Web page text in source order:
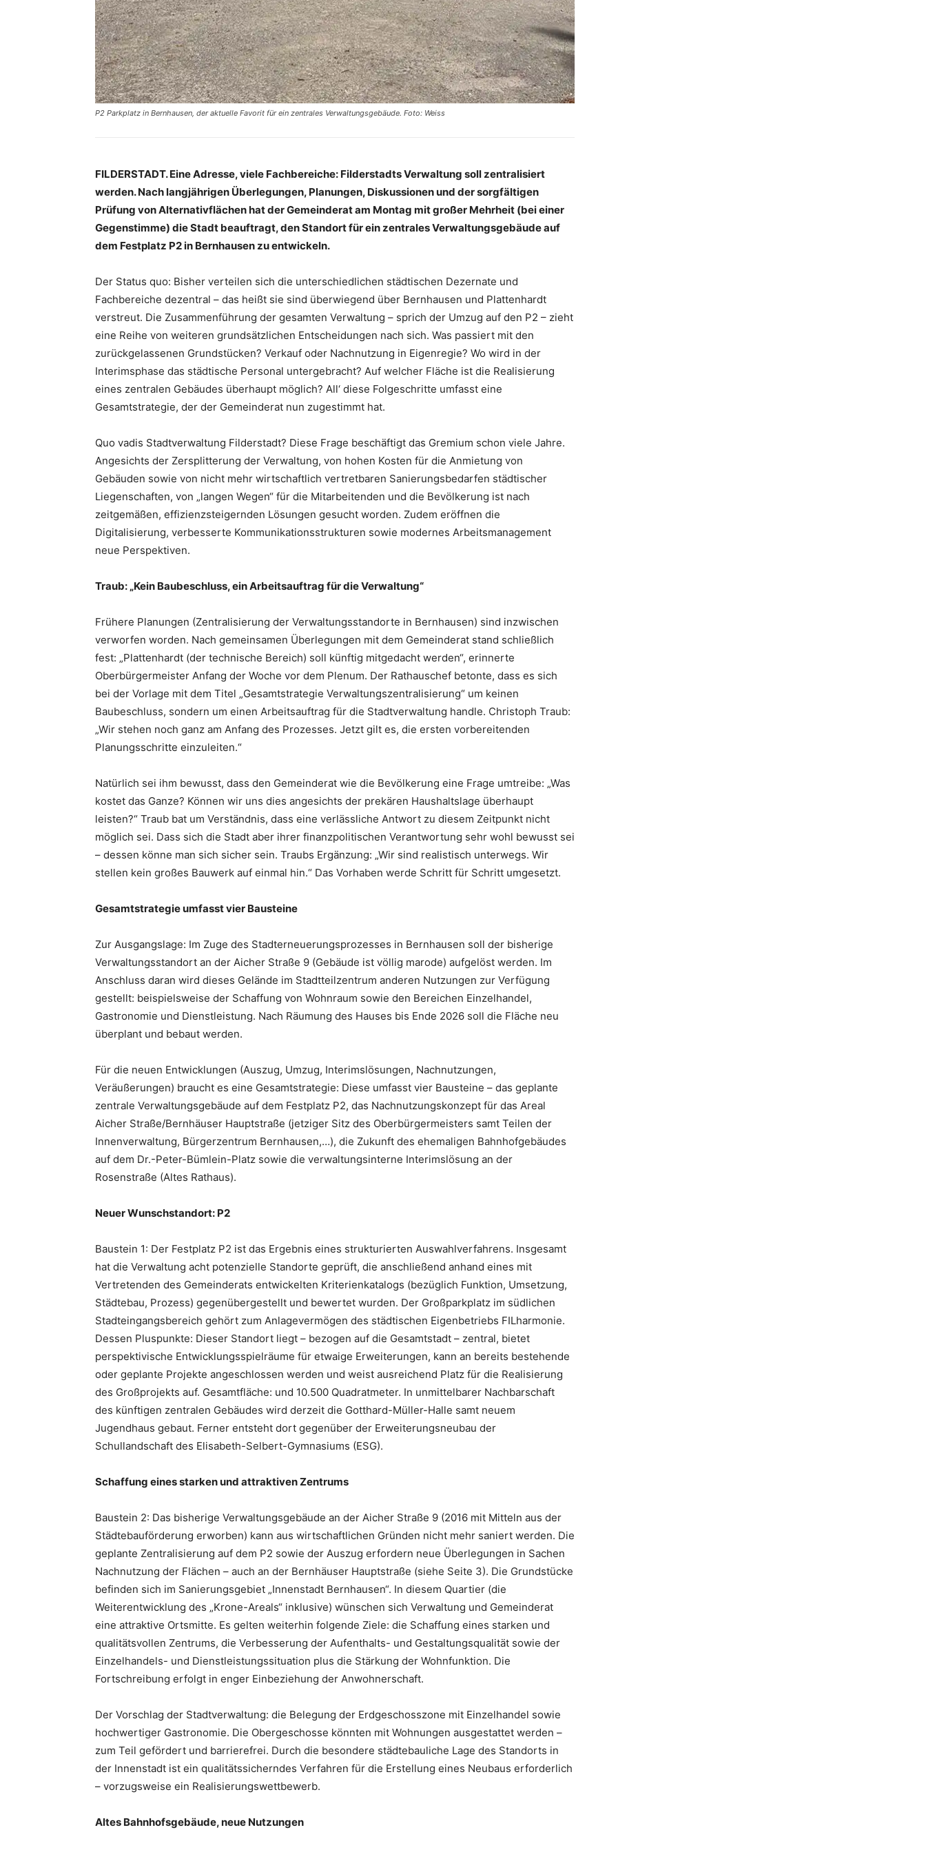
P2 Parkplatz in Bernhausen, der aktuelle Favorit für ein zentrales Verwaltungsgebäude. Foto: Weiss
FILDERSTADT. Eine Adresse, viele Fachbereiche: Filderstadts Verwaltung soll zentralisiert
werden. Nach langjährigen Überlegungen, Planungen, Diskussionen und der sorgfältigen
Prüfung von Alternativflächen hat der Gemeinderat am Montag mit großer Mehrheit (bei einer
Gegenstimme) die Stadt beauftragt, den Standort für ein zentrales Verwaltungsgebäude auf
dem Festplatz P2 in Bernhausen zu entwickeln.
Der Status quo: Bisher verteilen sich die unterschiedlichen städtischen Dezernate und
Fachbereiche dezentral – das heißt sie sind überwiegend über Bernhausen und Plattenhardt
verstreut. Die Zusammenführung der gesamten Verwaltung – sprich der Umzug auf den P2 – zieht
eine Reihe von weiteren grundsätzlichen Entscheidungen nach sich. Was passiert mit den
zurückgelassenen Grundstücken? Verkauf oder Nachnutzung in Eigenregie? Wo wird in der
Interimsphase das städtische Personal untergebracht? Auf welcher Fläche ist die Realisierung
eines zentralen Gebäudes überhaupt möglich? All‘ diese Folgeschritte umfasst eine
Gesamtstrategie, der der Gemeinderat nun zugestimmt hat.
Quo vadis Stadtverwaltung Filderstadt? Diese Frage beschäftigt das Gremium schon viele Jahre.
Angesichts der Zersplitterung der Verwaltung, von hohen Kosten für die Anmietung von
Gebäuden sowie von nicht mehr wirtschaftlich vertretbaren Sanierungsbedarfen städtischer
Liegenschaften, von „langen Wegen“ für die Mitarbeitenden und die Bevölkerung ist nach
zeitgemäßen, effizienzsteigernden Lösungen gesucht worden. Zudem eröffnen die
Digitalisierung, verbesserte Kommunikationsstrukturen sowie modernes Arbeitsmanagement
neue Perspektiven.
Traub: „Kein Baubeschluss, ein Arbeitsauftrag für die Verwaltung“
Frühere Planungen (Zentralisierung der Verwaltungsstandorte in Bernhausen) sind inzwischen
verworfen worden. Nach gemeinsamen Überlegungen mit dem Gemeinderat stand schließlich
fest: „Plattenhardt (der technische Bereich) soll künftig mitgedacht werden“, erinnerte
Oberbürgermeister Anfang der Woche vor dem Plenum. Der Rathauschef betonte, dass es sich
bei der Vorlage mit dem Titel „Gesamtstrategie Verwaltungszentralisierung“ um keinen
Baubeschluss, sondern um einen Arbeitsauftrag für die Stadtverwaltung handle. Christoph Traub:
„Wir stehen noch ganz am Anfang des Prozesses. Jetzt gilt es, die ersten vorbereitenden
Planungsschritte einzuleiten.“
Natürlich sei ihm bewusst, dass den Gemeinderat wie die Bevölkerung eine Frage umtreibe: „Was
kostet das Ganze? Können wir uns dies angesichts der prekären Haushaltslage überhaupt
leisten?“ Traub bat um Verständnis, dass eine verlässliche Antwort zu diesem Zeitpunkt nicht
möglich sei. Dass sich die Stadt aber ihrer finanzpolitischen Verantwortung sehr wohl bewusst sei
– dessen könne man sich sicher sein. Traubs Ergänzung: „Wir sind realistisch unterwegs. Wir
stellen kein großes Bauwerk auf einmal hin.“ Das Vorhaben werde Schritt für Schritt umgesetzt.
Gesamtstrategie umfasst vier Bausteine
Zur Ausgangslage: Im Zuge des Stadterneuerungsprozesses in Bernhausen soll der bisherige
Verwaltungsstandort an der Aicher Straße 9 (Gebäude ist völlig marode) aufgelöst werden. Im
Anschluss daran wird dieses Gelände im Stadtteilzentrum anderen Nutzungen zur Verfügung
gestellt: beispielsweise der Schaffung von Wohnraum sowie den Bereichen Einzelhandel,
Gastronomie und Dienstleistung. Nach Räumung des Hauses bis Ende 2026 soll die Fläche neu
überplant und bebaut werden.
Für die neuen Entwicklungen (Auszug, Umzug, Interimslösungen, Nachnutzungen,
Veräußerungen) braucht es eine Gesamtstrategie: Diese umfasst vier Bausteine – das geplante
zentrale Verwaltungsgebäude auf dem Festplatz P2, das Nachnutzungskonzept für das Areal
Aicher Straße/Bernhäuser Hauptstraße (jetziger Sitz des Oberbürgermeisters samt Teilen der
Innenverwaltung, Bürgerzentrum Bernhausen,…), die Zukunft des ehemaligen Bahnhofgebäudes
auf dem Dr.-Peter-Bümlein-Platz sowie die verwaltungsinterne Interimslösung an der
Rosenstraße (Altes Rathaus).
Neuer Wunschstandort: P2
Baustein 1: Der Festplatz P2 ist das Ergebnis eines strukturierten Auswahlverfahrens. Insgesamt
hat die Verwaltung acht potenzielle Standorte geprüft, die anschließend anhand eines mit
Vertretenden des Gemeinderats entwickelten Kriterienkatalogs (bezüglich Funktion, Umsetzung,
Städtebau, Prozess) gegenübergestellt und bewertet wurden. Der Großparkplatz im südlichen
Stadteingangsbereich gehört zum Anlagevermögen des städtischen Eigenbetriebs FILharmonie.
Dessen Pluspunkte: Dieser Standort liegt – bezogen auf die Gesamtstadt – zentral, bietet
perspektivische Entwicklungsspielräume für etwaige Erweiterungen, kann an bereits bestehende
oder geplante Projekte angeschlossen werden und weist ausreichend Platz für die Realisierung
des Großprojekts auf. Gesamtfläche: und 10.500 Quadratmeter. In unmittelbarer Nachbarschaft
des künftigen zentralen Gebäudes wird derzeit die Gotthard-Müller-Halle samt neuem
Jugendhaus gebaut. Ferner entsteht dort gegenüber der Erweiterungsneubau der
Schullandschaft des Elisabeth-Selbert-Gymnasiums (ESG).
Schaffung eines starken und attraktiven Zentrums
Baustein 2: Das bisherige Verwaltungsgebäude an der Aicher Straße 9 (2016 mit Mitteln aus der
Städtebauförderung erworben) kann aus wirtschaftlichen Gründen nicht mehr saniert werden. Die
geplante Zentralisierung auf dem P2 sowie der Auszug erfordern neue Überlegungen in Sachen
Nachnutzung der Flächen – auch an der Bernhäuser Hauptstraße (siehe Seite 3). Die Grundstücke
befinden sich im Sanierungsgebiet „Innenstadt Bernhausen“. In diesem Quartier (die
Weiterentwicklung des „Krone-Areals“ inklusive) wünschen sich Verwaltung und Gemeinderat
eine attraktive Ortsmitte. Es gelten weiterhin folgende Ziele: die Schaffung eines starken und
qualitätsvollen Zentrums, die Verbesserung der Aufenthalts- und Gestaltungsqualität sowie der
Einzelhandels- und Dienstleistungssituation plus die Stärkung der Wohnfunktion. Die
Fortschreibung erfolgt in enger Einbeziehung der Anwohnerschaft.
Der Vorschlag der Stadtverwaltung: die Belegung der Erdgeschosszone mit Einzelhandel sowie
hochwertiger Gastronomie. Die Obergeschosse könnten mit Wohnungen ausgestattet werden –
zum Teil gefördert und barrierefrei. Durch die besondere städtebauliche Lage des Standorts in
der Innenstadt ist ein qualitätssicherndes Verfahren für die Erstellung eines Neubaus erforderlich
– vorzugsweise ein Realisierungswettbewerb.
Altes Bahnhofsgebäude, neue Nutzungen